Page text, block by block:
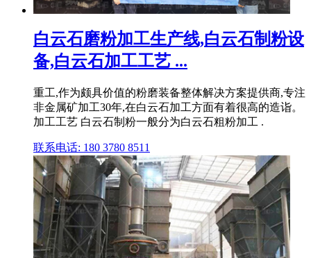
白云石磨粉加工生产线,白云石制粉设
备,白云石加工工艺 ...
重工,作为颇具价值的粉磨装备整体解决方案提供商,专注
非金属矿加工30年,在白云石加工方面有着很高的造诣。
加工工艺 白云石制粉一般分为白云石粗粉加工 .
联系电话: 180 3780 8511